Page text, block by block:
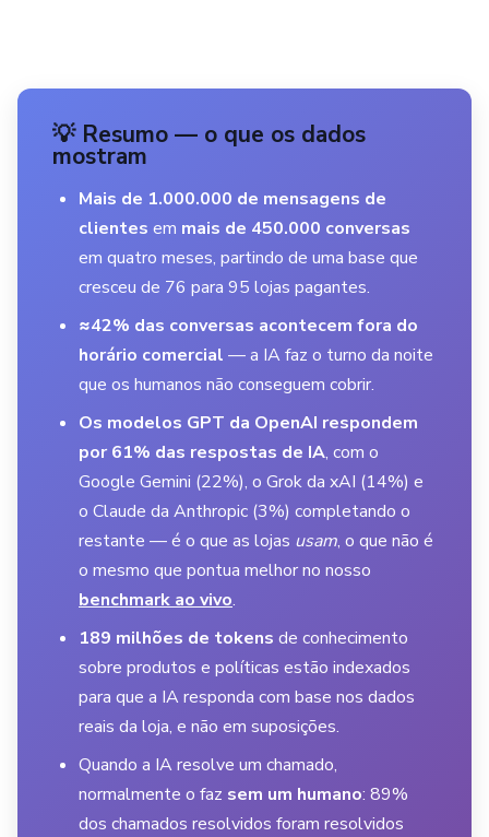
💡 Resumo — o que os dados
mostram
Mais de 1.000.000 de mensagens de
clientes em mais de 450.000 conversas
em quatro meses, partindo de uma base que
cresceu de 76 para 95 lojas pagantes.
≈42% das conversas acontecem fora do
horário comercial — a IA faz o turno da noite
que os humanos não conseguem cobrir.
Os modelos GPT da OpenAI respondem
por 61% das respostas de IA, com o
Google Gemini (22%), o Grok da xAI (14%) e
o Claude da Anthropic (3%) completando o
restante — é o que as lojas usam, o que não é
o mesmo que pontua melhor no nosso
benchmark ao vivo.
189 milhões de tokens de conhecimento
sobre produtos e políticas estão indexados
para que a IA responda com base nos dados
reais da loja, e não em suposições.
Quando a IA resolve um chamado,
normalmente o faz sem um humano: 89%
dos chamados resolvidos foram resolvidos